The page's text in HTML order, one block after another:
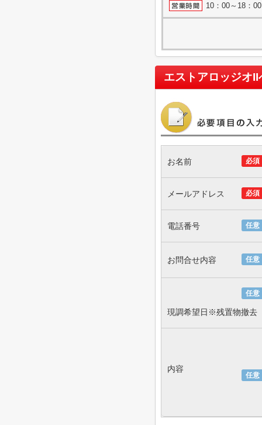
10：00～18：
エストアロッジオII
必須
お名前
必須
メールアドレス
任意
電話番号
任意
お問合せ内容
任意
現調希望日※残置物撤去
任意
内容